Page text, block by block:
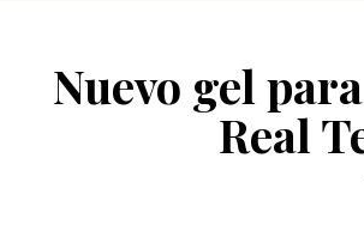
Nuevo gel
Real